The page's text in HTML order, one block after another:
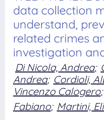
data collection
understand,
related crimes
investigation
Di Nicola, Andrea;
Andrea; Cordioli,
Vincenzo Calogero;
Fabiano; Martini,